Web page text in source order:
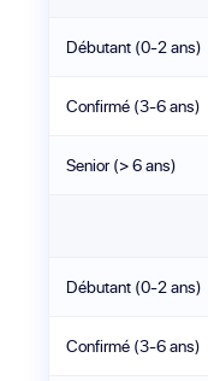
Débutant (0-2 ans)
Confirmé (3-6 ans)
Senior (> 6 ans)
Débutant (0-2 ans)
Confirmé (3-6 ans)